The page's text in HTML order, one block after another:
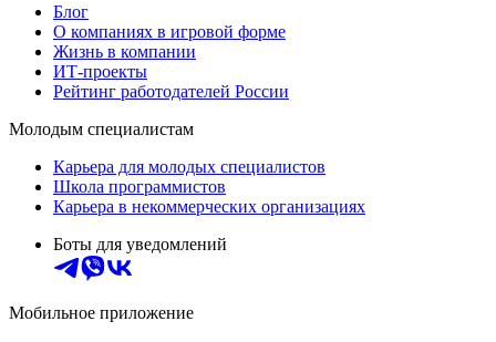
Блог
О компаниях в игровой форме
Жизнь в компании
ИТ-проекты
Рейтинг работодателей России
Молодым специалистам
Карьера для молодых специалистов
Школа программистов
Карьера в некоммерческих организациях
Боты для уведомлений
Мобильное приложение